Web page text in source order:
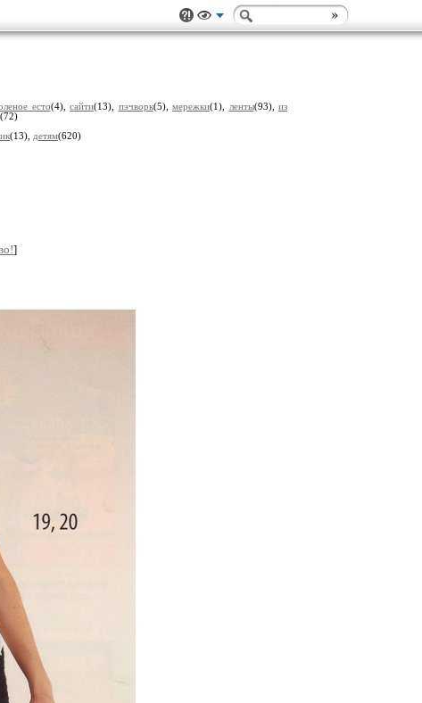
есто(4), сайти(13), пэчворк(5), мережки(1), ленты(93), из
(72)
(13), детям(620)
]